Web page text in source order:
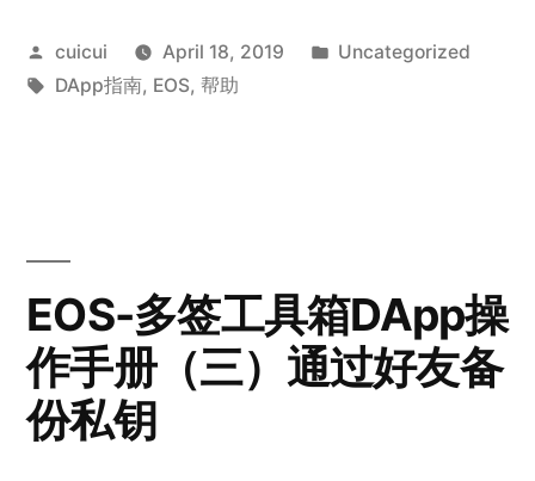
Posted
by
cuicui April 18, 2019
Posted
Uncategorized
Tags:
DApp指南, EOS, 帮助
EOS-多签工具箱DApp操
作手册（三）通过好友备
份私钥